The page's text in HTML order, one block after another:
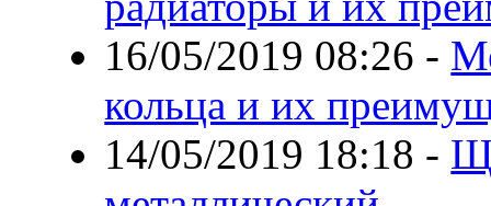
16/05/2019 08:26 -
кольца и их
14/05/2019 18:18 -